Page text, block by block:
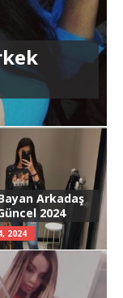
Arkadaş
2024
2024